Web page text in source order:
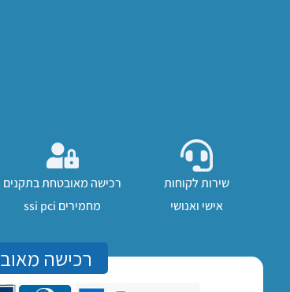
שירות לקוחות
אישי ואנושי
רכישה מאובטחת בתקנים
מחמירים ssi pci
רכישה